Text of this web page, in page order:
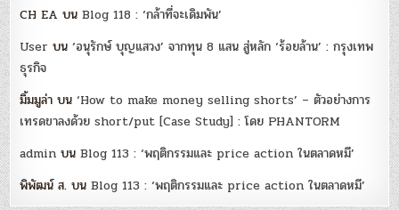
CH EA บนBlog 118 : ‘กล้าที่จะเดิมพัน’
User บน‘อนุรักษ์ บุญแสวง’ จากทุน 8 แสน สู่หลัก ‘ร้อยล้าน’ : กรุงเทพ
ธุรกิจ
มิ้มมูล่า บน‘How to make money selling shorts’ – ตัวอย่างการ
เทรดขาลงด้วย short/put [Case Study] : โดย PHANTORM
admin บนBlog 113 : ‘พฤติกรรมและ price action ในตลาดหมี’
พิพัฒน์ ส. บนBlog 113 : ‘พฤติกรรมและ price action ในตลาดหมี’